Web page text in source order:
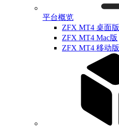
平台概览
ZFX MT4 桌面版
ZFX MT4 Mac版
ZFX MT4 移动版